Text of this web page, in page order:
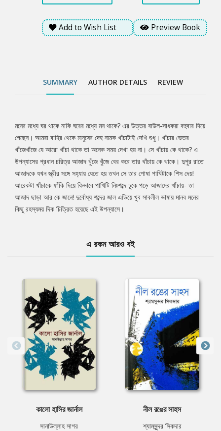
নিঃশব্দে ঢুকে পড়ে আজাদের খাঁচায়- তা আজাদ ছাড়া আর কে জানে! দুর্বোধ্য
শব্দের জাল এডিয়ে খুব সাবলীল ভাষায় মানব মনের কিছু রহস্যময় দিক চিত্রিত
হয়েছে এই উপন্যাসে।
Add to Wish List Preview Book
SUMMARY AUTHOR DETAILS REVIEW
Tab
Article
মনের মধ্যে ঘর থাকে নাকি ঘরের মধ্যে মন থাকে? এর উত্তর বাউল-সাধকরা বহুবার দিয়ে
গেছেন। আমরা বাহির থেকে মানুষের দেহ নামক খাঁচাটাই দেখি শুধু। খাঁচার ভেতর
খাঁজেখাঁজে যে আরো খাঁচা থাকে তা অনেক সময় দেখা হয় না। সে খাঁচায় কে থাকে? এ
উপন্যাসের প্রধান চরিত্র আজাদ খুঁজে খুঁজে বের করে তার খাঁচায় কে থাকে। দুপুর রাতে
আজাদকে যখন স্ত্রীর সঙ্গে সহ্যায় যেতে হয় তখন সে তার পোষা পাখিটাকে শিস দেয়!
আরেকটা খাঁচাকে ফাঁকি দিয়ে কিভাবে পাখিটি নিঃশব্দে ঢুকে পড়ে আজাদের খাঁচায়- তা
আজাদ ছাড়া আর কে জানে! দুর্বোধ্য শব্দের জাল এডিয়ে খুব সাবলীল ভাষায় মানব মনের
কিছু রহস্যময় দিক চিত্রিত হয়েছে এই উপন্যাসে।
এ রকম আরও বই
কালো হাসির জার্নাল
সানাউল্লাহ সাগর
নীল রঙের সাহস
শ্যামসুন্দর সিকদার